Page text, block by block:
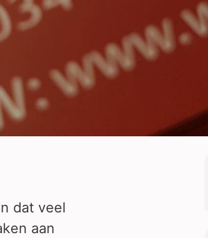
dat veel
aan